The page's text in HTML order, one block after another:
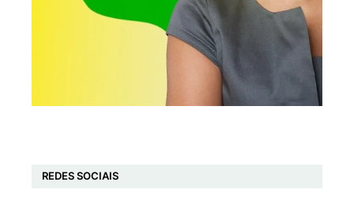
REDES SOCIAIS